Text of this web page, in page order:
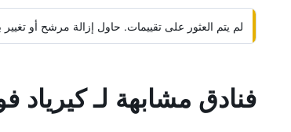
لم يتم العثور على تقييمات. حاول إزالة مرشح أو
فنادق مشابهة لـ كيرياد